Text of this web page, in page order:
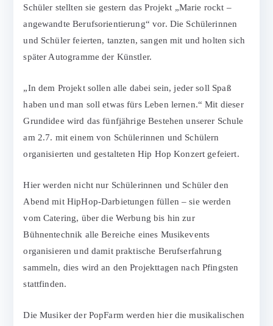
Schüler stellten sie gestern das Projekt „Marie rockt –
angewandte Berufsorientierung“ vor. Die Schülerinnen
und Schüler feierten, tanzten, sangen mit und holten sich
später Autogramme der Künstler.
„In dem Projekt sollen alle dabei sein, jeder soll Spaß
haben und man soll etwas fürs Leben lernen.“ Mit dieser
Grundidee wird das fünfjährige Bestehen unserer Schule
am 2.7. mit einem von Schülerinnen und Schülern
organisierten und gestalteten Hip Hop Konzert gefeiert.
Hier werden nicht nur Schülerinnen und Schüler den
Abend mit HipHop-Darbietungen füllen – sie werden
vom Catering, über die Werbung bis hin zur
Bühnentechnik alle Bereiche eines Musikevents
organisieren und damit praktische Berufserfahrung
sammeln, dies wird an den Projekttagen nach Pfingsten
stattfinden.
Die Musiker der PopFarm werden hier die musikalischen